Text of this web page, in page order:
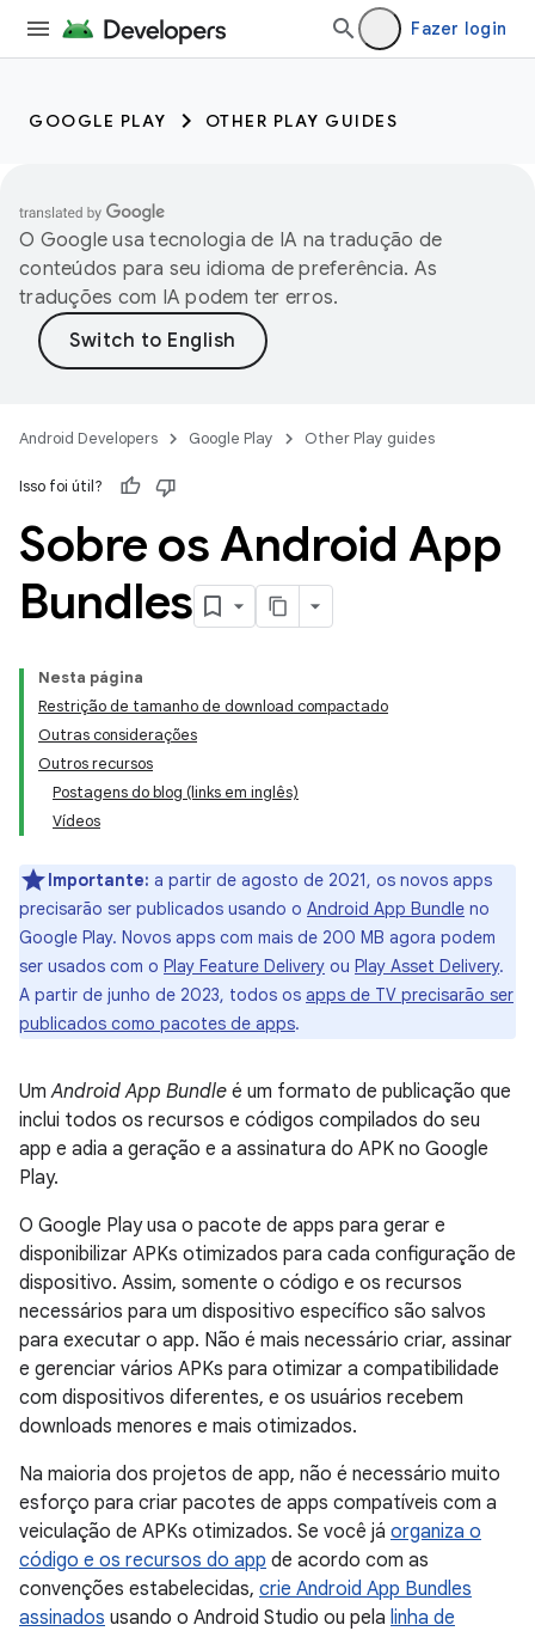
Fazer login
GOOGLE PLAY OTHER PLAY GUIDES
O Google usa tecnologia de IA na tradução de
conteúdos para seu idioma de preferência. As
traduções com IA podem ter erros.
Android Developers Google Play Other Play guides
Isso foi útil?
Sobre os Android App
Bundles
Nesta página
Restrição de tamanho de download compactado
Outras considerações
Outros recursos
Postagens do blog (links em inglês)
Vídeos
Importante: a partir de agosto de 2021, os novos apps
precisarão ser publicados usando o Android App Bundle no
Google Play. Novos apps com mais de 200 MB agora podem
ser usados com o Play Feature Delivery ou Play Asset Delivery.
A partir de junho de 2023, todos os apps de TV precisarão ser
publicados como pacotes de apps.
UmAndroid App Bundle é um formato de publicação que
inclui todos os recursos e códigos compilados do seu
app e adia a geração e a assinatura do APK no Google
Play.
O Google Play usa o pacote de apps para gerar e
disponibilizar APKs otimizados para cada configuração de
dispositivo. Assim, somente o código e os recursos
necessários para um dispositivo específico são salvos
para executar o app. Não é mais necessário criar, assinar
e gerenciar vários APKs para otimizar a compatibilidade
com dispositivos diferentes, e os usuários recebem
downloads menores e mais otimizados.
Na maioria dos projetos de app, não é necessário muito
esforço para criar pacotes de apps compatíveis com a
veiculação de APKs otimizados. Se você já organiza o
código e os recursos do app de acordo com as
convenções estabelecidas, crie Android App Bundles
assinados usando o Android Studio ou pela linha de